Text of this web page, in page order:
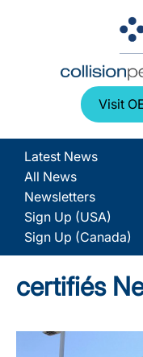
Visit
Latest News
All News
Newsletters
Sign Up (USA)
Sign Up (Canada)
certifiés